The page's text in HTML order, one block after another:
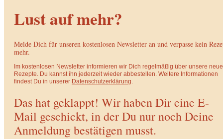
Lust auf mehr?
Melde Dich für unseren kostenlosen Newsletter an und verpasse kein
mehr.
Im kostenlosen Newsletter informieren wir Dich regelmäßig über unsere
Rezepte. Du kannst ihn jederzeit wieder abbestellen. Weitere Informationen
findest Du in unserer Datenschutzerklärung.
Das hat geklappt! Wir haben Dir eine E-
Mail geschickt, in der Du nur noch Deine
Anmeldung bestätigen musst.